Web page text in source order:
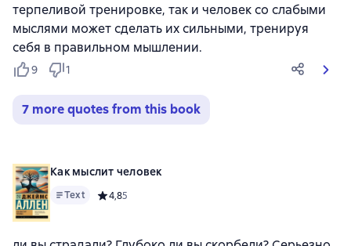
терпеливой тренировке, так и человек со слабыми
мыслями может сделать их сильными, тренируя
себя в правильном мышлении.
9 1
7 more quotes from this book
Как мыслит человек
Text Средний рейтинг 4,8 на основе 5 оценок
4,85